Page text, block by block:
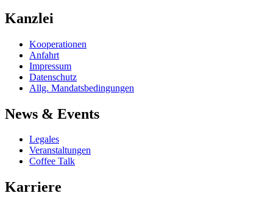
Kanzlei
Kooperationen
Anfahrt
Impressum
Datenschutz
Allg. Mandatsbedingungen
News & Events
Legales
Veranstaltungen
Coffee Talk
Karriere